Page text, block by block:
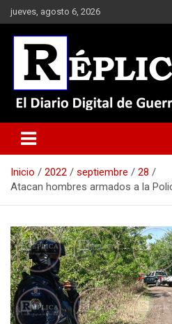
Saltar
al
contenido
jueves, agosto 6, 2026
Réplica
Inicio 2022 septiembre
28
Atacan hombres armados a la